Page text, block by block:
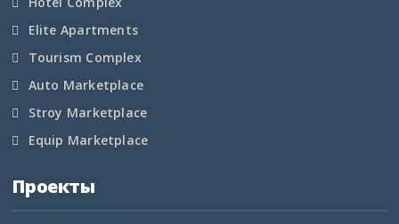
Тюменская область
Удмуртская Республика
Ульяновская область
Elite Apartments
Tourism Complex
Auto Marketplace
Stroy Marketplace
Equip Marketplace
Проекты